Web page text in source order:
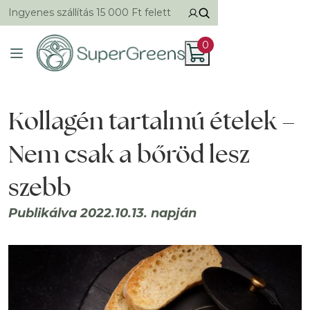
Ingyenes szállítás 15 000 Ft felett
0
Kollagén tartalmú ételek –
Nem csak a bőröd lesz
szebb
Publikálva 2022.10.13. napján